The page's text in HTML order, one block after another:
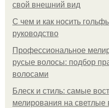
свой внешний вид
С чем и как носить
руководство
Профессиональное
русые волосы: подбор
волосами
Блеск и стиль: самые
мелирования на светлые